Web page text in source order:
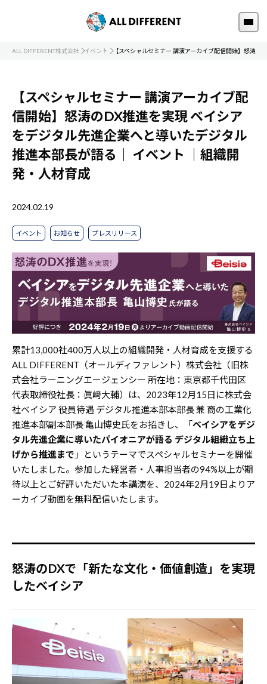
ALL DIFFERENT株式会社 イベント 【スペシャルセミナー 講演アーカイブ配信開始】怒涛の
【スペシャルセミナー 講演アーカイブ配
信開始】怒涛のDX推進を実現 ベイシア
をデジタル先進企業へと導いたデジタル
推進本部長が語る｜ イベント
｜組織開
発・人材育成
2024.02.19
イベント お知らせ プレスリリース
累計13,000社400万人以上の組織開発・人材育成を支援する
ALL DIFFERENT（オールディファレント）株式会社（旧株
式会社ラーニングエージェンシー 所在地：東京都千代田区
代表取締役社長：眞﨑大輔）は、2023年12月15日に株式会
社ベイシア 役員待遇 デジタル推進本部本部長 兼 商の工業化
推進本部副本部長 亀山博史氏をお招きし、「ベイシアをデジ
タル先進企業に導いたパイオニアが語る デジタル組織立ち上
げから推進まで 」というテーマでスペシャルセミナーを開催
いたしました。参加した経営者・人事担当者の94%以上が期
待以上とご好評いただいた本講演を、2024年2月19日よりア
ーカイブ動画を無料配信いたします。
怒涛のDXで「新たな文化・価値創造」を実現
したベイシア